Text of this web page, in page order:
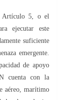
Artículo 5, o el
ejecutar este
suficiente
emergente.
de apoyo
cuenta con la
aéreo, marítimo